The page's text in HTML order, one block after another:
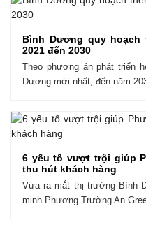
Bình Dương quy
2021 đến 2030
Theo phương án phát triển
Dương mới nhất, đến năm
6 yếu tố vượt trội giúp
thu hút khách hàng
Vừa ra mắt thị trường Bình
minh Phương Trường An